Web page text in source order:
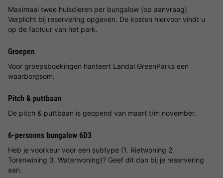
Maximaal twee huisdieren per bungalow (op aanvraag)
Verplicht bij reservering opgeven. De kosten hiervoor vindt u
op de factuur van het park.
Groepen
Voor groepsboekingen hanteert Landal GreenParks een
waarborgsom.
Pitch & puttbaan
De pitch & puttbaan is geopend van maart t/m november.
6-persoons bungalow 6D3
Heb je voorkeur voor een subtype (1. Rietwoning 2.
Torenwining 3. Waterwoning)? Geef dit dan bij je reservering
aan.